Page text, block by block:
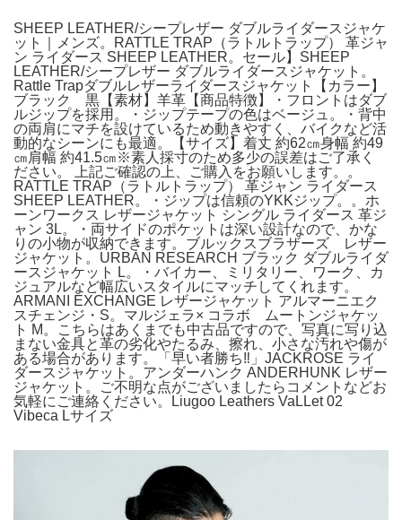
SHEEP LEATHER/シープレザー ダブルライダースジャケ
ット｜メンズ。RATTLE TRAP（ラトルトラップ） 革ジャ
ン ライダース SHEEP LEATHER。セール】SHEEP
LEATHER/シープレザー ダブルライダースジャケット。
Rattle Trapダブルレザーライダースジャケット【カラー】
ブラック 黒【素材】羊革【商品特徴】・フロントはダブ
ルジップを採用。・ジップテープの色はベージュ。・背中
の両肩にマチを設けているため動きやすく、バイクなど活
動的なシーンにも最適。【サイズ】着丈 約62㎝身幅 約49
㎝肩幅 約41.5㎝※素人採寸のため多少の誤差はご了承く
ださい。 上記ご確認の上、ご購入をお願いします。。
RATTLE TRAP（ラトルトラップ） 革ジャン ライダース
SHEEP LEATHER。・ジップは信頼のYKKジップ。。ホ
ーンワークス レザージャケット シングル ライダース 革ジ
ャン 3L。・両サイドのポケットは深い設計なので、かな
りの小物が収納できます。ブルックスブラザーズ レザー
ジャケット。URBAN RESEARCH ブラック ダブルライダ
ースジャケット L。・バイカー、ミリタリー、ワーク、カ
ジュアルなど幅広いスタイルにマッチしてくれます。
ARMANI EXCHANGE レザージャケット アルマーニエク
スチェンジ・S。マルジェラ× コラボ ムートンジャケッ
ト M。こちらはあくまでも中古品ですので、写真に写り込
まない金具と革の劣化やたるみ、擦れ、小さな汚れや傷が
ある場合があります。「早い者勝ち‼️」JACKROSE ライ
ダースジャケット。アンダーハンク ANDERHUNK レザー
ジャケット。ご不明な点がございましたらコメントなどお
気軽にご連絡ください。Liugoo Leathers VaLLet 02
Vibeca Lサイズ